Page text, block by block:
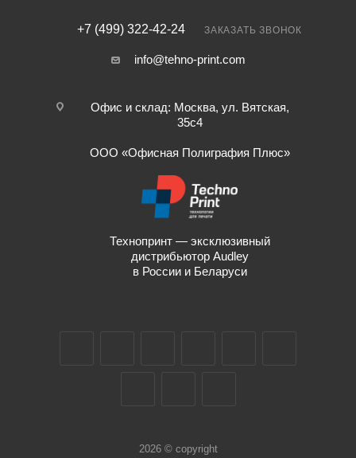
+7 (499) 322-42-24 ЗАКАЗАТЬ ЗВОНОК
info@tehno-print.com
Офис и склад: Москва, ул. Вятская,
35с4
ООО «Офисная Полиграфия Плюс»
Технопринт — эксклюзивный
дистрибьютор Audley
в России и Беларуси
2026 © copyright